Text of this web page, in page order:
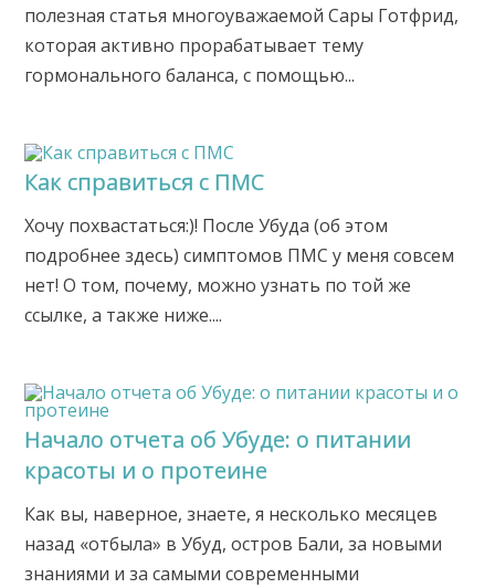
полезная статья многоуважаемой Сары Готфрид,
которая активно прорабатывает тему
гормонального баланса, с помощью...
Как справиться с ПМС
Хочу похвастаться:)! После Убуда (об этом
подробнее здесь) симптомов ПМС у меня совсем
нет! О том, почему, можно узнать по той же
ссылке, а также ниже....
Начало отчета об Убуде: о питании
красоты и о протеине
Как вы, наверное, знаете, я несколько месяцев
назад «отбыла» в Убуд, остров Бали, за новыми
знаниями и за самыми современными